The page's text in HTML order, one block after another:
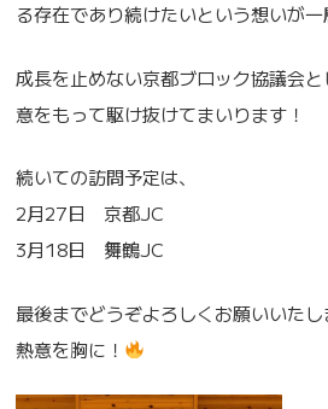
る存在であり続けたいという想いが
成長を止めない京都ブロック協議会
意をもって駆け抜けてまいります！
続いての訪問予定は、
2月27日 京都JC
3月18日 舞鶴JC
最後までどうぞよろしくお願いいたし
熱意を胸に！